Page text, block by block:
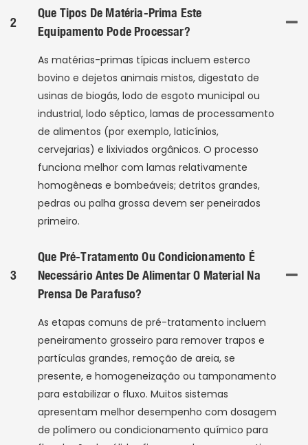
2
Que Tipos De Matéria-Prima Este
Equipamento Pode Processar?
As matérias-primas típicas incluem esterco
bovino e dejetos animais mistos, digestato de
usinas de biogás, lodo de esgoto municipal ou
industrial, lodo séptico, lamas de processamento
de alimentos (por exemplo, laticínios,
cervejarias) e lixiviados orgânicos. O processo
funciona melhor com lamas relativamente
homogêneas e bombeáveis; detritos grandes,
pedras ou palha grossa devem ser peneirados
primeiro.
3
Que Pré-Tratamento Ou Condicionamento É
Necessário Antes De Alimentar O Material Na
Prensa De Parafuso?
As etapas comuns de pré-tratamento incluem
peneiramento grosseiro para remover trapos e
partículas grandes, remoção de areia, se
presente, e homogeneização ou tamponamento
para estabilizar o fluxo. Muitos sistemas
apresentam melhor desempenho com dosagem
de polímero ou condicionamento químico para